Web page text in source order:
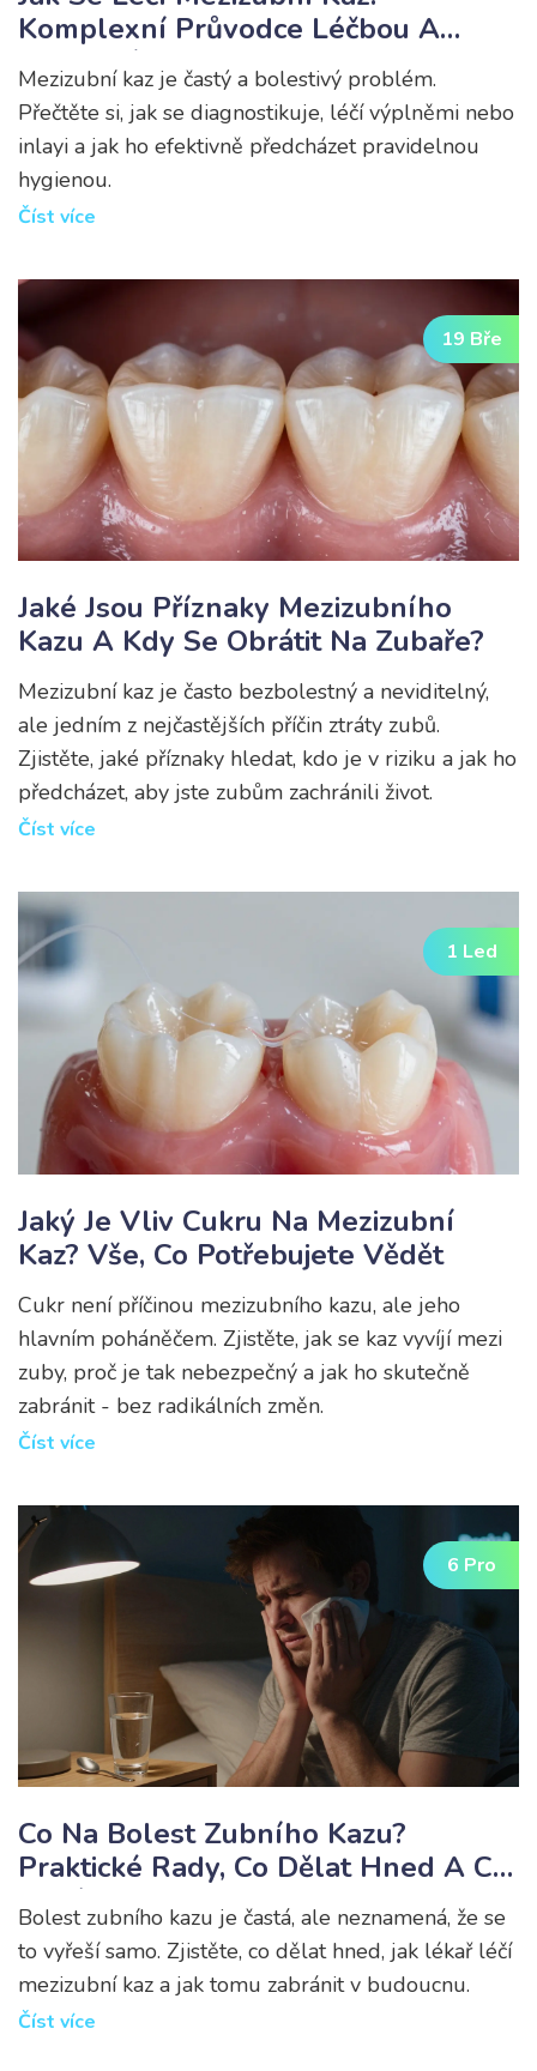
Komplexní Průvodce Léčbou A
Prevencí
Mezizubní kaz je častý a bolestivý problém.
Přečtěte si, jak se diagnostikuje, léčí výplněmi nebo
inlayi a jak ho efektivně předcházet pravidelnou
hygienou.
Číst více
19 Bře
Jaké Jsou Příznaky Mezizubního
Kazu A Kdy Se Obrátit Na Zubaře?
Mezizubní kaz je často bezbolestný a neviditelný,
ale jedním z nejčastějších příčin ztráty zubů.
Zjistěte, jaké příznaky hledat, kdo je v riziku a jak ho
předcházet, aby jste zubům zachránili život.
Číst více
1 Led
Jaký Je Vliv Cukru Na Mezizubní
Kaz? Vše, Co Potřebujete Vědět
Cukr není příčinou mezizubního kazu, ale jeho
hlavním poháněčem. Zjistěte, jak se kaz vyvíjí mezi
zuby, proč je tak nebezpečný a jak ho skutečně
zabránit - bez radikálních změn.
Číst více
6 Pro
Co Na Bolest Zubního Kazu?
Praktické Rady, Co Dělat Hned A Co
Vyhýbat Se
Bolest zubního kazu je častá, ale neznamená, že se
to vyřeší samo. Zjistěte, co dělat hned, jak lékař léčí
mezizubní kaz a jak tomu zabránit v budoucnu.
Číst více